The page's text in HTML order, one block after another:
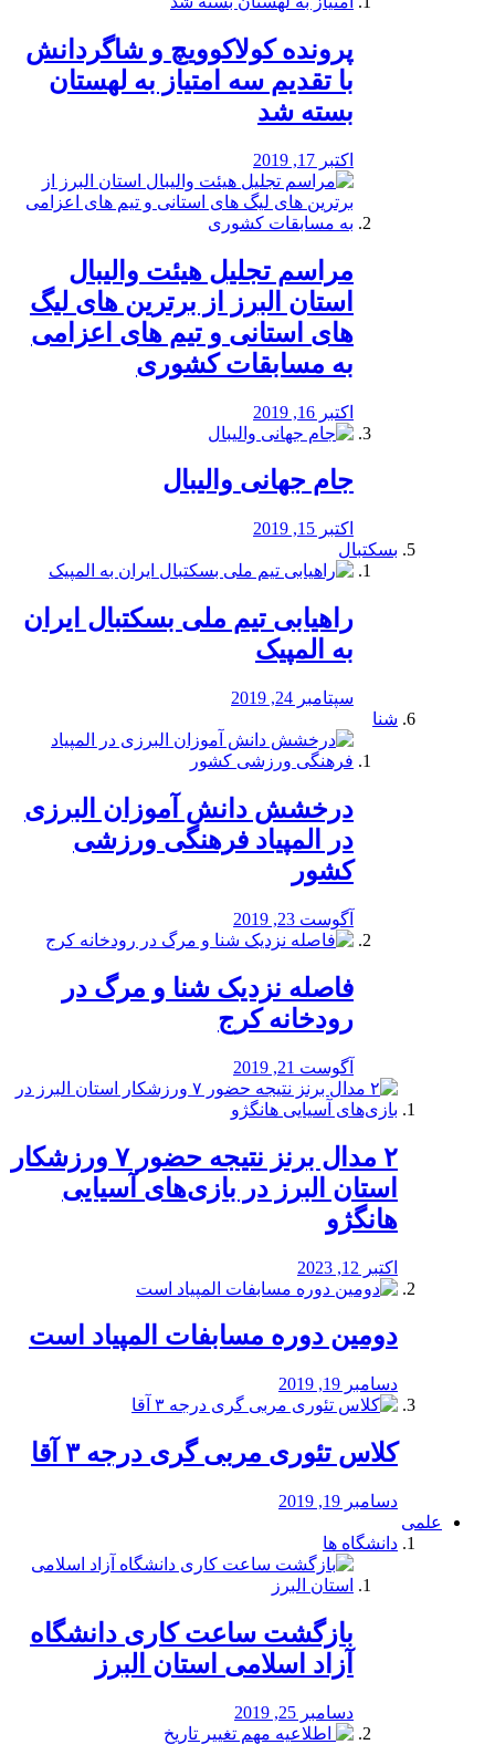
پرونده کولاکوویچ و شاگردانش
با تقدیم سه امتیاز به لهستان
بسته شد
اکتبر 17, 2019
مراسم تجلیل هیئت والیبال
استان البرز از برترین های لیگ
های استانی و تیم های اعزامی
به مسابقات کشوری
اکتبر 16, 2019
جام جهانی والیبال
اکتبر 15, 2019
بسکتبال
راهیابی تیم ملی بسکتبال ایران
به المپیک
سپتامبر 24, 2019
شنا
درخشش دانش آموزان البرزی
در المپیاد فرهنگی ورزشی
کشور
آگوست 23, 2019
️فاصله نزدیک شنا و مرگ در
رودخانه کرج
آگوست 21, 2019
۲ مدال برنز نتیجه حضور ۷ ورزشکار
استان البرز در بازی‌های آسیایی
هانگژو
اکتبر 12, 2023
دومین دوره مسابفات المپیاد است
دسامبر 19, 2019
کلاس تئوری مربی گری درجه ۳ آقا
دسامبر 19, 2019
علمی
دانشگاه ها
بازگشت ساعت کاری دانشگاه
آزاد اسلامی استان البرز
دسامبر 25, 2019